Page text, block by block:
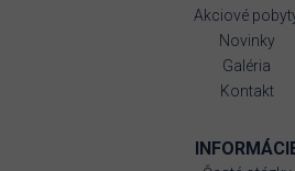
Akciové
Novinky
Galéria
Kontakt